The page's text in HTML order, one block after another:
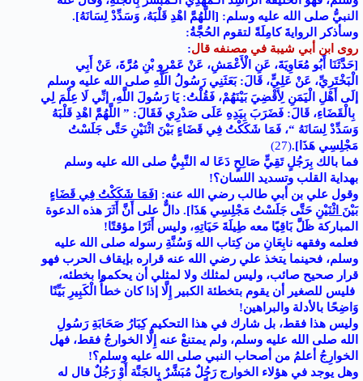
النبيُّ صلى الله عليه وسلم: [اللَّهُمَّ اهْدِ قَلْبَهُ، وَسَدِّدْ لِسَانَهُ].
وسأذكر الروايةَ كامِلَةً لتقوم الحُجَّةُ:
روى ابن أبي شيبة في مصنفه قال:
[حَدَّثَنَا أَبُو مُعَاوِيَةَ، عَنِ الْأَعْمَشِ، عَنْ عَمْرِو بْنِ مُرَّةَ، عَنْ أَبِي
الْبَخْتَرِيِّ، عَنْ عَلِيٍّ، قَالَ: بَعَثَنِي رَسُولُ اللَّهِ صلى الله عليه وسلم
إلَى أَهْلِ الْيَمَنِ لِأَقْضِيَ بَيْنَهُمْ، فَقُلْتُ: يَا رَسُولَ اللَّهِ، إنِّي لَا عِلْمَ لِي
بِالْقَضَاءِ، قَالَ: فَضَرَبَ بِيَدِهِ عَلَى صَدْرِي فَقَالَ: ” اللَّهُمَّ اهْدِ قَلْبَهُ
وَسَدِّدْ لِسَانَهُ “، فَمَا شَكَكْتُ فِي قَضَاءٍ بَيْنَ اثْنَيْنِ حَتَّى جَلَسْتُ
مَجْلِسِي هَذَا ]
.
(27)
فما بالك بِرَجُلٍ تَقِيٍّ صَالِحٍ دَعَا له النَّبِيُّ صلى الله عليه وسلم
بهداية القلب وتسديد اللسان؟!
وقول علي بن أبي طالب رضي الله عنه: [فَمَا شَكَكْتُ فِي قَضَاءٍ
بَيْنَ اثْنَيْنِ حَتَّى جَلَسْتُ مَجْلِسِي هَذَا ]. دالٌّ على أَنَّ أَثَرَ هذه الدعوة
المباركة ظَلَّ بَاقِيًا معه طِيلَةَ حَيَاتِهِ، وليس أَثَرًا مؤقتًا!
فعلمه وفقهه نابِعَانِ من كِتاب الله وَسُنَّةِ رسوله صلى الله عليه
وسلم، فحينما يتخذ علي رضي الله عنه قراره بإيقاف الحرب فهو
قرار صحيح صائب، وليس لمثلك ولا لمثلي أن يحكموا بخطئه،
فليس للصغير أن يقوم بتخطئة الكبير إِلَّا إذا كان خطأُ الْكَبِيرِ بَيِّنًا
وَاضِحًا بالأدلة والبراهين!
وليس هذا فقط، بل شارك في هذا التحكيم كِبَارُ صَحَابَةِ رَسُولِ
الله صلى الله عليه وسلم، ولم يمتنعْ عنه إِلَّا الخوارجُ فقط، فهل
الخوارِجُ أعلمُ من أصحاب النبي صلى الله عليه وسلم؟!
وهل يوجد في هؤلاء الخوارج رَجُلٌ مُبَشَّرٌ بِالجَنَّة أَوْ رَجُلٌ قال له